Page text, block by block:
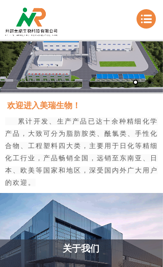
欢迎进入美瑞生物！
累计开发、生产产品已达十余种精细化学
产品，大致可分为脂肪胺类、酰氯类、手性化
合物、工程塑料四大类，主要用于日化等精细
化工行业，产品畅销全国，远销至东南亚、日
本、欧美等国家和地区，深受国内外广大用户
的欢迎。
关于我们